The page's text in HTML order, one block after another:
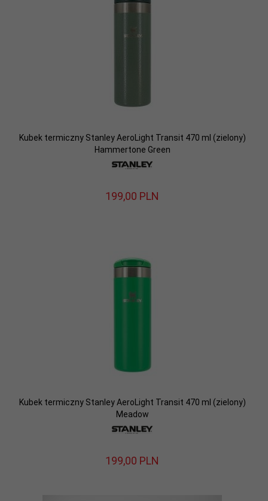
Kubek termiczny Stanley AeroLight Transit 470 ml (zielony)
Hammertone Green
199,00 PLN
Kubek termiczny Stanley AeroLight Transit 470 ml (zielony)
Meadow
199,00 PLN